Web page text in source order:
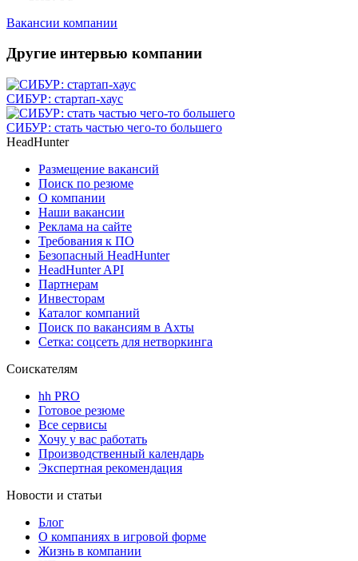
Вакансии компании
Другие интервью компании
СИБУР: стартап-хаус
СИБУР: стать частью чего-то большего
HeadHunter
Размещение вакансий
Поиск по резюме
О компании
Наши вакансии
Реклама на сайте
Требования к ПО
Безопасный HeadHunter
HeadHunter API
Партнерам
Инвесторам
Каталог компаний
Поиск по вакансиям в Ахты
Сетка: соцсеть для нетворкинга
Соискателям
hh PRO
Готовое резюме
Все сервисы
Хочу у вас работать
Производственный календарь
Экспертная рекомендация
Новости и статьи
Блог
О компаниях в игровой форме
Жизнь в компании